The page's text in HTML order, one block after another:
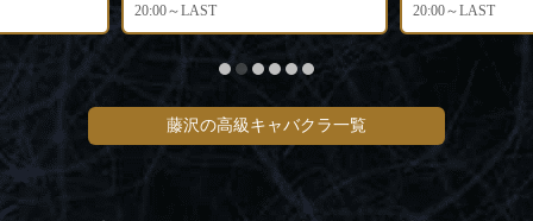
20:00～LAST
20:00～LAST
藤沢の高級キャバクラ一覧